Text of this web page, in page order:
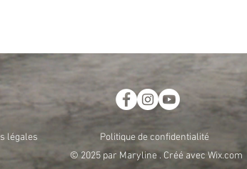
légales Politique de confidentialité
© 2025 par Maryline . Créé avec Wix.com